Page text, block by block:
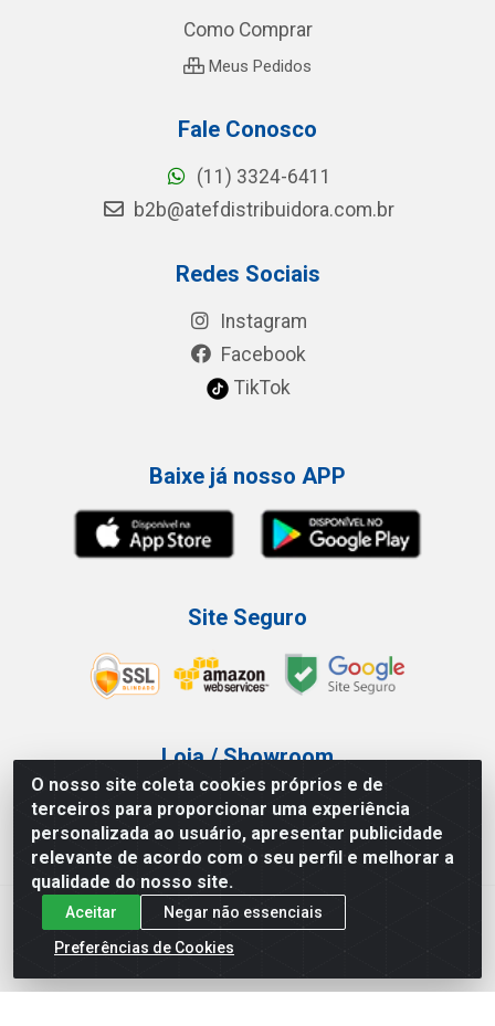
O nosso site coleta cookies próprios e de
terceiros para proporcionar uma experiência
personalizada ao usuário, apresentar publicidade
relevante de acordo com o seu perfil e melhorar a
qualidade do nosso site.
Aceitar
Negar não essenciais
Preferências de Cookies
Como Comprar
Meus Pedidos
Fale Conosco
(11) 3324-6411
b2b@atefdistribuidora.com.br
Redes Sociais
Instagram
Facebook
TikTok
Baixe já nosso APP
Site Seguro
Loja / Showroom
Tel.: (11) 3227-0546
Av Vautier, 587/597 - Pari - São Paulo/SP
Atef Distribuidora LTDA - Av. Vautier, 585/597 - Pari - São
Paulo/SP - CEP 03.032-000 - CNPJ 27.717.135/0001-29